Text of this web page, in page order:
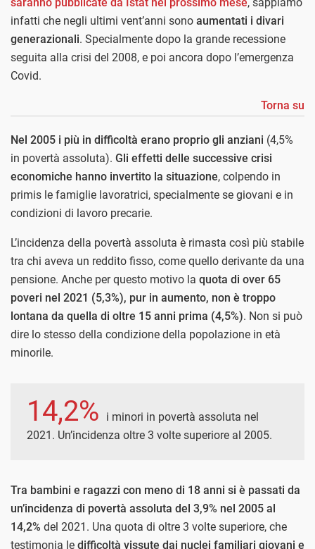
infatti che negli ultimi vent’anni sono aumentati i divari
generazionali. Specialmente dopo la grande recessione
seguita alla crisi del 2008, e poi ancora dopo l’emergenza
Covid.
Torna su
Nel 2005 i più in difficoltà erano proprio gli anziani (4,5%
in povertà assoluta). Gli effetti delle successive crisi
economiche hanno invertito la situazione, colpendo in
primis le famiglie lavoratrici, specialmente se giovani e in
condizioni di lavoro precarie.
L’incidenza della povertà assoluta è rimasta così più stabile
tra chi aveva un reddito fisso, come quello derivante da una
pensione. Anche per questo motivo la quota di over 65
poveri nel 2021 (5,3%), pur in aumento, non è troppo
lontana da quella di oltre 15 anni prima (4,5%). Non si può
dire lo stesso della condizione della popolazione in età
minorile.
14,2%
i minori in povertà assoluta nel
2021. Un’incidenza oltre 3 volte superiore al 2005.
Tra bambini e ragazzi con meno di 18 anni si è passati da
un’incidenza di povertà assoluta del 3,9% nel 2005 al
14,2% del 2021. Una quota di oltre 3 volte superiore, che
testimonia le difficoltà vissute dai nuclei familiari giovani e